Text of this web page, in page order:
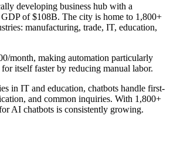
developing business hub with a
of $108B. The city is home to 1,800+
manufacturing, trade, IT, education,
month, making automation particularly
itself faster by reducing manual labor.
in IT and education, chatbots handle first-
and common inquiries. With 1,800+
AI chatbots is consistently growing.